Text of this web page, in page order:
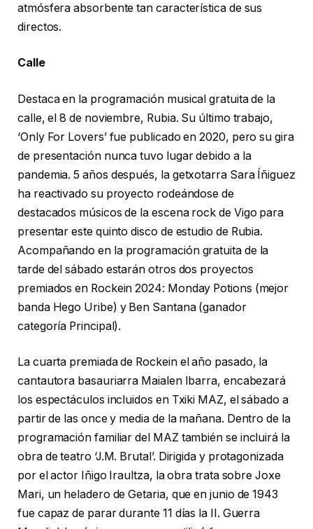
atmósfera absorbente tan característica de sus
directos.
Calle
Destaca en la programación musical gratuita de la
calle, el 8 de noviembre, Rubia. Su último trabajo,
‘Only For Lovers’ fue publicado en 2020, pero su gira
de presentación nunca tuvo lugar debido a la
pandemia. 5 años después, la getxotarra Sara Íñiguez
ha reactivado su proyecto rodeándose de
destacados músicos de la escena rock de Vigo para
presentar este quinto disco de estudio de Rubia.
Acompañando en la programación gratuita de la
tarde del sábado estarán otros dos proyectos
premiados en Rockein 2024: Monday Potions (mejor
banda Hego Uribe) y Ben Santana (ganador
categoría Principal).
La cuarta premiada de Rockein el año pasado, la
cantautora basauriarra Maialen Ibarra, encabezará
los espectáculos incluidos en Txiki MAZ, el sábado a
partir de las once y media de la mañana. Dentro de la
programación familiar del MAZ también se incluirá la
obra de teatro ‘J.M. Brutal’. Dirigida y protagonizada
por el actor Iñigo Iraultza, la obra trata sobre Joxe
Mari, un heladero de Getaria, que en junio de 1943
fue capaz de parar durante 11 días la II. Guerra